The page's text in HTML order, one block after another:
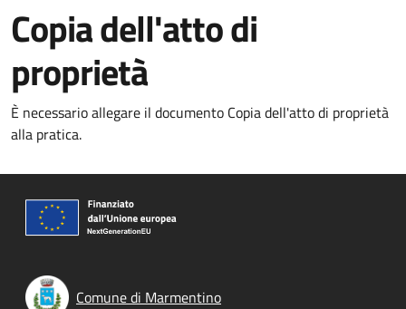
Copia dell'atto di
proprietà
È necessario allegare il documento Copia dell'atto di proprietà
alla pratica.
Comune di Marmentino